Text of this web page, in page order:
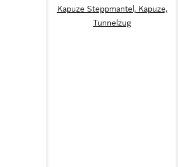
Kapuze Steppmantel, Kapuze,
Tunnelzug